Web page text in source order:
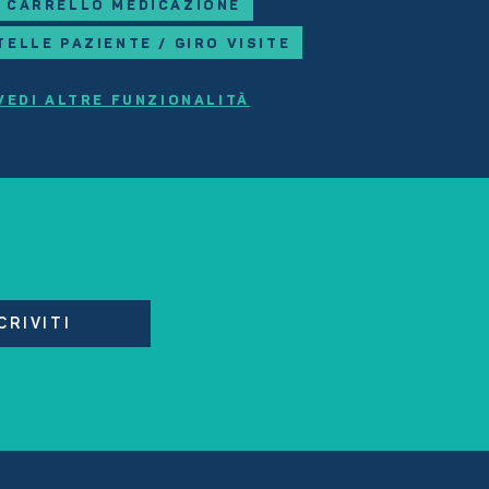
CARRELLO MEDICAZIONE
PAZIENTE / GIRO VISITE
ALTRE FUNZIONALITÀ